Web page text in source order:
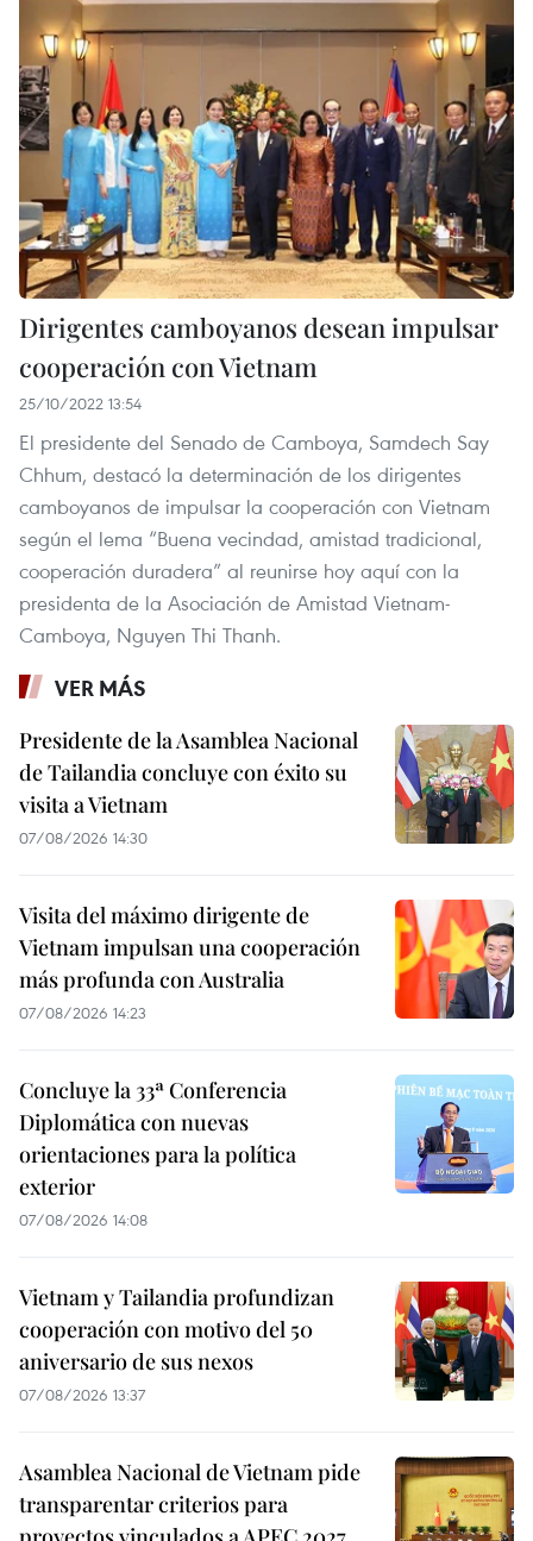
Dirigentes camboyanos desean impulsar
cooperación con Vietnam
25/10/2022 13:54
El presidente del Senado de Camboya, Samdech Say
Chhum, destacó la determinación de los dirigentes
camboyanos de impulsar la cooperación con Vietnam
según el lema “Buena vecindad, amistad tradicional,
cooperación duradera” al reunirse hoy aquí con la
presidenta de la Asociación de Amistad Vietnam-
Camboya, Nguyen Thi Thanh.
VER MÁS
Presidente de la Asamblea Nacional
de Tailandia concluye con éxito su
visita a Vietnam
07/08/2026 14:30
Visita del máximo dirigente de
Vietnam impulsan una cooperación
más profunda con Australia
07/08/2026 14:23
Concluye la 33ª Conferencia
Diplomática con nuevas
orientaciones para la política
exterior
07/08/2026 14:08
Vietnam y Tailandia profundizan
cooperación con motivo del 50
aniversario de sus nexos
07/08/2026 13:37
Asamblea Nacional de Vietnam pide
transparentar criterios para